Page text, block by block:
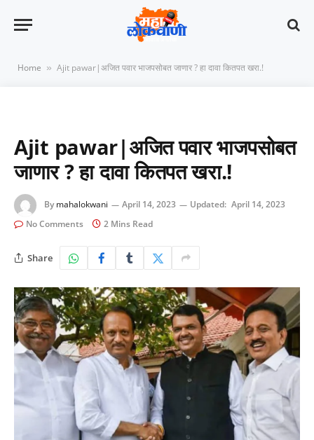
Home » Ajit pawar|अजित पवार भाजपसोबत जाणार ? हा दावा कितपत खरा.!
Ajit pawar|अजित पवार भाजपसोबत
जाणार ? हा दावा कितपत खरा.!
By mahalokwani April 14, 2023 Updated: April 14, 2023
No Comments
2 Mins Read
Share